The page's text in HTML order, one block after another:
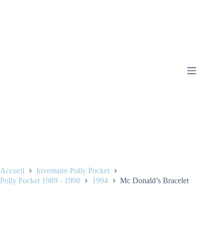
Accueil
Inventaire Polly Pocket
Polly Pocket 1989 - 1998
1994 Mc Donald’s Bracelet